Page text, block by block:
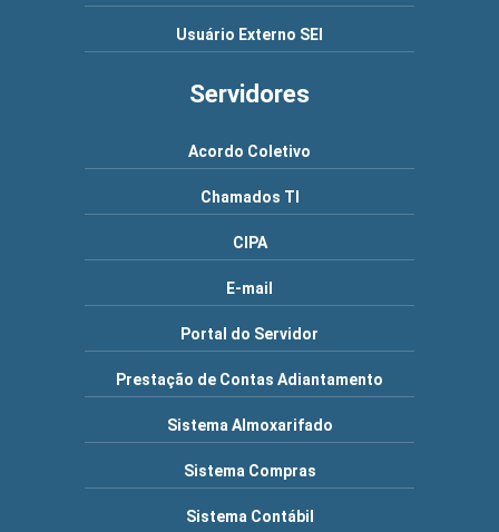
Usuário Externo SEI
Servidores
Acordo Coletivo
Chamados TI
CIPA
E-mail
Portal do Servidor
Prestação de Contas Adiantamento
Sistema Almoxarifado
Sistema Compras
Sistema Contábil